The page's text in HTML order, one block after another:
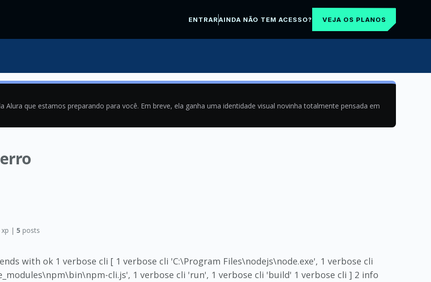
ENTRARAINDA NÃO TEM ACESSO? VEJA OS PLANOS
Alura que estamos preparando para você. Em breve, ela ganha uma identidade visual novinha totalmente pensada em
xp | 5 posts
with ok 1 verbose cli [ 1 verbose cli 'C:\Program Files\nodejs\node.exe', 1 verbose cli
cli.js', 1 verbose cli 'run', 1 verbose cli 'build' 1 verbose cli ] 2 info